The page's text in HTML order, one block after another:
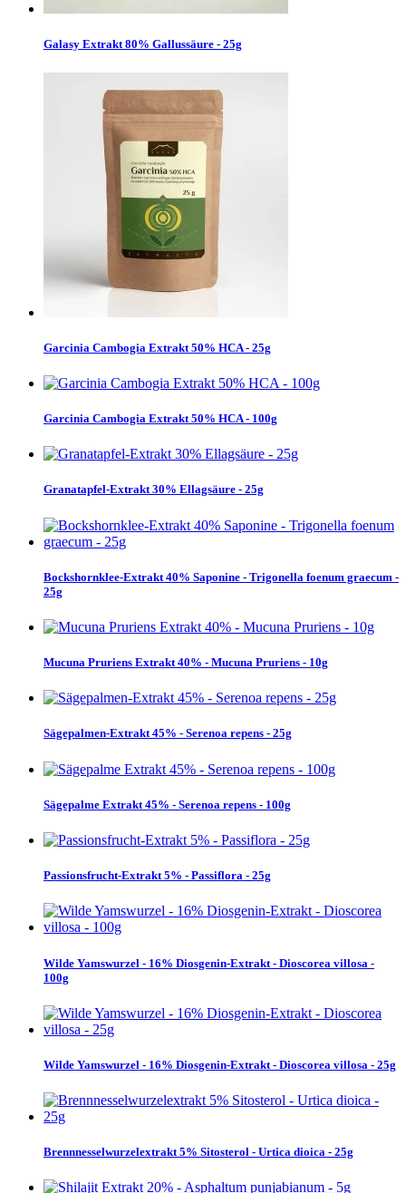
Galasy Extrakt 80% Gallussäure - 25g
Garcinia Cambogia Extrakt 50% HCA - 25g
Garcinia Cambogia Extrakt 50% HCA - 100g
Granatapfel-Extrakt 30% Ellagsäure - 25g
Bockshornklee-Extrakt 40% Saponine - Trigonella foenum graecum -
25g
Mucuna Pruriens Extrakt 40% - Mucuna Pruriens - 10g
Sägepalmen-Extrakt 45% - Serenoa repens - 25g
Sägepalme Extrakt 45% - Serenoa repens - 100g
Passionsfrucht-Extrakt 5% - Passiflora - 25g
Wilde Yamswurzel - 16% Diosgenin-Extrakt - Dioscorea villosa -
100g
Wilde Yamswurzel - 16% Diosgenin-Extrakt - Dioscorea villosa - 25g
Brennnesselwurzelextrakt 5% Sitosterol - Urtica dioica - 25g